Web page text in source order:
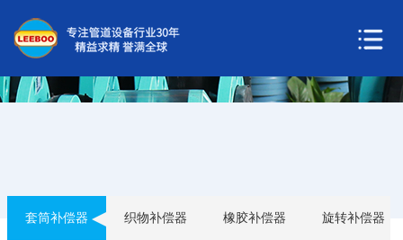
套筒补偿器 织物补偿器 橡胶补偿器 旋转补偿器